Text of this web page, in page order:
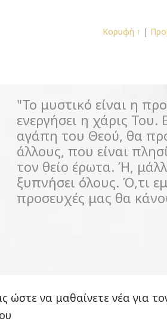
Κορυφή ↑ |
"Το μυστικό είναι η
ενεργήσει η χάρις
αγάπη του Θεού, θα
άλλους, που είναι
τον θείο έρωτα. Ή,
ξυπνήσει όλους. Ό,τι
προσευχές μας θα
ώστε να μαθαίνετε νέα για